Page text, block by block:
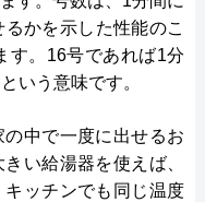
かを示した性能のこ
す。16号であれば1分
いう意味です。
中で一度に出せるお
い給湯器を使えば、
ッチンでも同じ温度